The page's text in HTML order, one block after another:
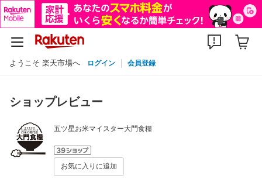
ようこそ 楽天市場へ ログイン 会員登録
ショップレビュー
五ツ星お米マイスター大門食糧
お気に入りに追加